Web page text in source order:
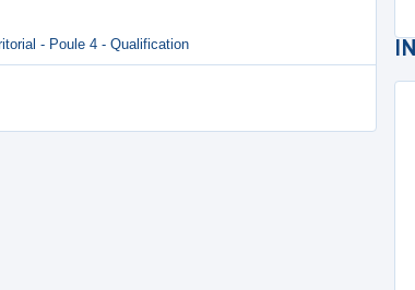
- Poule 4 - Qualification